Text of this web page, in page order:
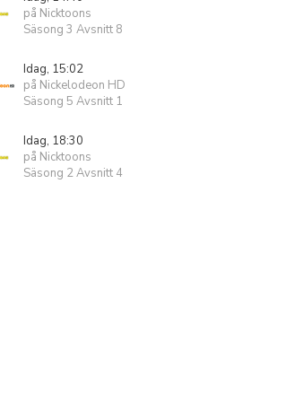
på Nicktoons
Säsong 3 Avsnitt 8
Idag, 15:02
på Nickelodeon HD
Säsong 5 Avsnitt 1
Idag, 18:30
på Nicktoons
Säsong 2 Avsnitt 4